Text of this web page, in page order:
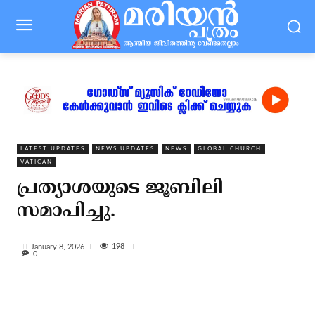
LATEST UPDATES NEWS UPDATES NEWS GLOBAL CHURCH
VATICAN
പ്രത്യാശയുടെ ജൂബിലി
സമാപിച്ചു.
January 8, 2026
198
0